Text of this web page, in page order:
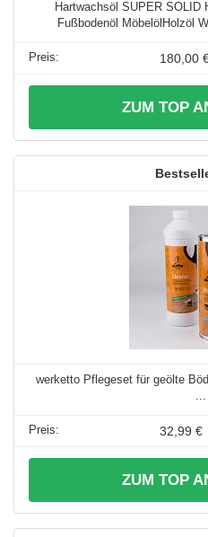
Hartwachsöl SUPER SOLID
Fußbodenöl MöbelölHolzöl
180,00
ZUM TOP
werketto Pflegeset für geölte
32,99 €
ZUM TOP